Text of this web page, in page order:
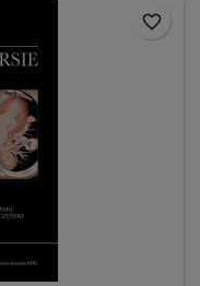
favorite_border